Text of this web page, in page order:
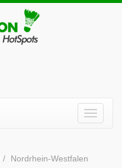
Nordrhein-Westfalen